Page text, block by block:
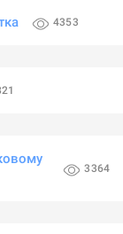
4353
3364